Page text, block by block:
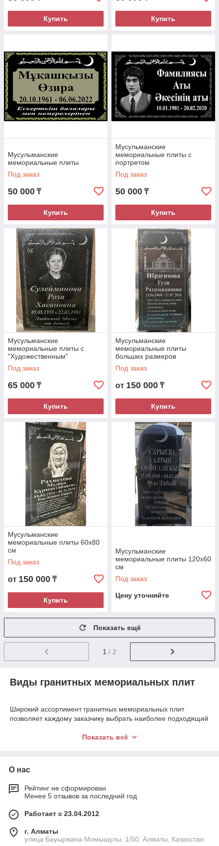
Купить Купить
Мусульманские
мемориальные плиты
Под заказ
50 000 ₸
Купить
Мусульманские
мемориальные плиты с
портретом
Под заказ
50 000 ₸
Купить
Мусульманские
мемориальные плиты с
"Художественным"
портретом
Под заказ
65 000 ₸
Купить
Мусульманские
мемориальные плиты
больших размеров
Под заказ
от 150 000 ₸
Купить
Мусульманские
мемориальные плиты 60х80
см
Под заказ
от 150 000 ₸
Купить
Мусульманские
мемориальные плиты 120х60
см
Под заказ
Цену уточняйте
Показать ещё
1 / 2
Виды гранитных мемориальных плит
Широкий ассортимент гранитных мемориальных плит
позволяет каждому заказчику выбрать наиболее подходящий
Стандартные мемориальные плиты отличаются простотой
дизайна и выгодной стоимостью. Представляют собой
прямоугольную стелу с оформлением.
Фигурные надгробия изготовленные из гранита обладают
сложной формой и могут состоять из нескольких деталей.
Потому такие изделия лучше изготавливать под заказ.
Показать всё
О нас
Рейтинг не сформирован
Менее 5 отзывов за последний год
Работает с 23.04.2012
г. Алматы
улица Бауыржана Момышулы, 1/50, Алматы, Казахстан